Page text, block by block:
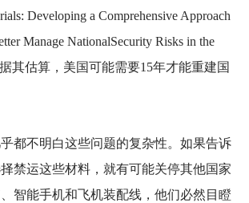
Developing a Comprehensive Approach
Manage NationalSecurity Risks in the
其估算，美国可能需要15年才能重建国
都不明白这些问题的复杂性。如果告诉
禁运这些材料，就有可能关停其他国家
智能手机和飞机装配线，他们必然目瞪